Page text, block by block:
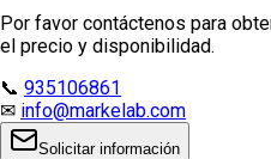
Por favor contáctenos para
el precio y disponibilidad.
📞 935106861
✉ info@markelab.com
Solicitar información